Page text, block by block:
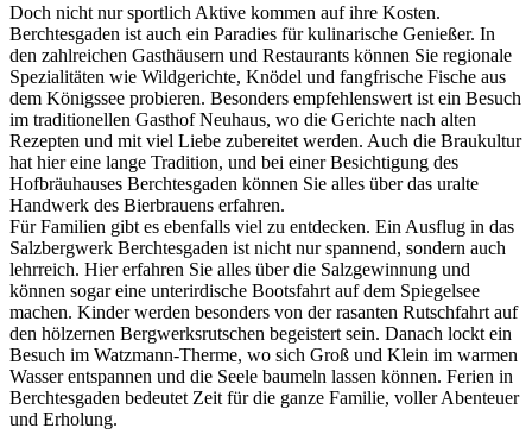
Doch nicht nur sportlich Aktive kommen auf ihre Kosten.
Berchtesgaden ist auch ein Paradies für kulinarische Genießer. In
den zahlreichen Gasthäusern und Restaurants können Sie regionale
Spezialitäten wie Wildgerichte, Knödel und fangfrische Fische aus
dem Königssee probieren. Besonders empfehlenswert ist ein Besuch
im traditionellen Gasthof Neuhaus, wo die Gerichte nach alten
Rezepten und mit viel Liebe zubereitet werden. Auch die Braukultur
hat hier eine lange Tradition, und bei einer Besichtigung des
Hofbräuhauses Berchtesgaden können Sie alles über das uralte
Handwerk des Bierbrauens erfahren.
Für Familien gibt es ebenfalls viel zu entdecken. Ein Ausflug in das
Salzbergwerk Berchtesgaden ist nicht nur spannend, sondern auch
lehrreich. Hier erfahren Sie alles über die Salzgewinnung und
können sogar eine unterirdische Bootsfahrt auf dem Spiegelsee
machen. Kinder werden besonders von der rasanten Rutschfahrt auf
den hölzernen Bergwerksrutschen begeistert sein. Danach lockt ein
Besuch im Watzmann-Therme, wo sich Groß und Klein im warmen
Wasser entspannen und die Seele baumeln lassen können. Ferien in
Berchtesgaden bedeutet Zeit für die ganze Familie, voller Abenteuer
und Erholung.